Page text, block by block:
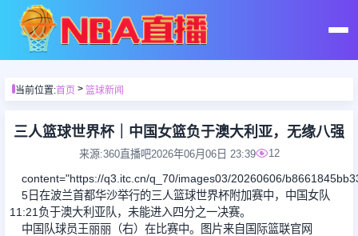
首页
足球直播
篮球直播
足球录像
当前位置:首页> 篮球新闻
三人篮球世界杯｜中国女篮负于澳大利亚，无缘八强
来源:360直播吧2026年06月06日 23:39 12
content="https://q3.itc.cn/q_70/images03/20260606/
5日在波兰首都华沙举行的三人篮球世界杯附加赛中，中国女队
11:21负于澳大利亚队，未能进入四分之一决赛。
中国队球员王丽丽（右）在比赛中。图片来自国际篮联官网